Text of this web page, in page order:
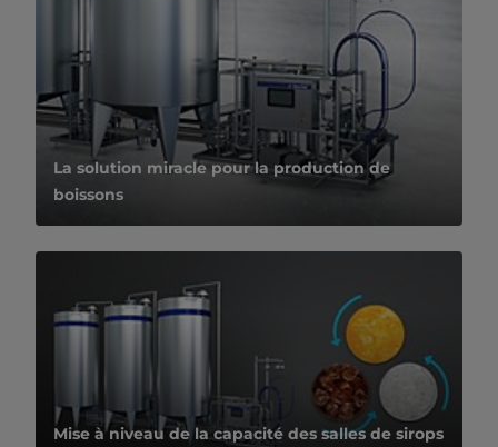
La solution miracle pour la production de
boissons
Mise à niveau de la capacité des salles de sirops